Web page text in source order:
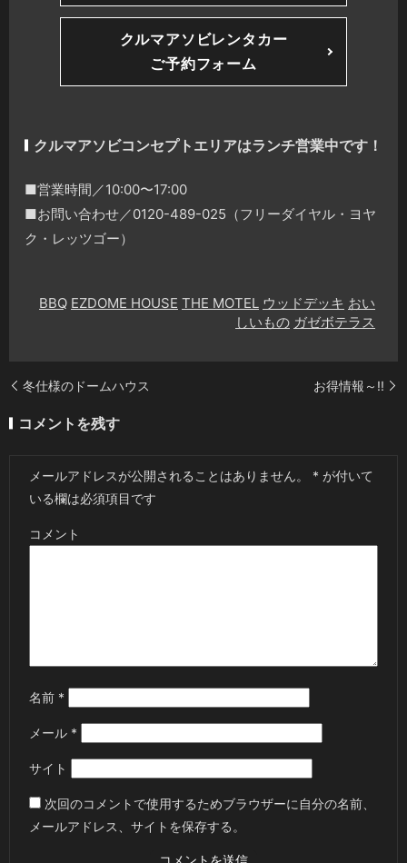
クルマアソビレンタカー
ご予約フォーム
クルマアソビコンセプトエリアはランチ営業中です！
■営業時間／10:00〜17:00
■お問い合わせ／0120-489-025（フリーダイヤル・ヨヤ
ク・レッツゴー）
BBQ EZDOME HOUSE THE MOTEL ウッドデッキ おい
しいもの ガゼボテラス
冬仕様のドームハウス お得情報～!!
コメントを残す
メールアドレスが公開されることはありません。 * が付いて
いる欄は必須項目です
コメント
名前 *
メール *
サイト
次回のコメントで使用するためブラウザーに自分の名前、
メールアドレス、サイトを保存する。